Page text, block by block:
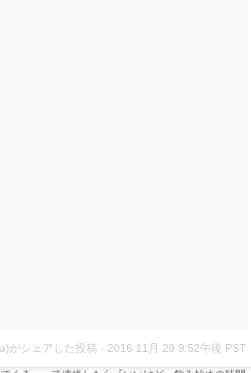
がシェアした投稿 - 2016 11月 29 9:52午後 PST